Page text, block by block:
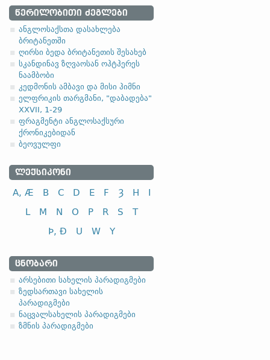
ᲬᲔᲠᲘᲚᲝᲑᲘᲗᲘ ᲫᲔᲒᲚᲔᲑᲘ
ანგლოსაქსთა დასახლება
ბრიტანეთში
ღირსი ბედა ბრიტანეთის შესახებ
სკანდინავ ზღვაოსან ოჰტჰერეს
ნაამბობი
კედმონის ამბავი და მისი ჰიმნი
ელფრიკის თარგმანი, "დაბადება"
XXVII, 1-29
ფრაგმენტი ანგლოსაქსური
ქრონიკებიდან
ბეოვულფი
ᲚᲔᲥᲡᲘᲙᲝᲜᲘ
A, Æ B C D E F Ȝ H
I
L
M N O P R S
T
Þ, Ð
U W Y
ᲪᲜᲝᲑᲐᲠᲘ
არსებითი სახელის პარადიგმები
ზედსართავი სახელის
პარადიგმები
ნაცვალსახელის პარადიგმები
ზმნის პარადიგმები